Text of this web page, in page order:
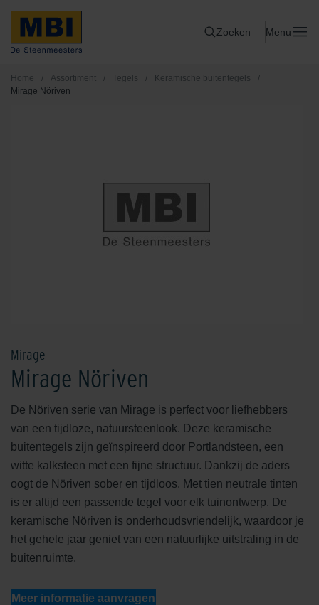
Zoeken Menu
Home / Assortiment / Tegels / Keramische buitentegels
/
Mirage Nöriven
Mirage
Mirage Nöriven
De Nöriven serie van Mirage is perfect voor liefhebbers
van een tijdloze, natuursteenlook. Deze keramische
buitentegels zijn geïnspireerd door Portlandsteen, een
witte kalksteen met een fijne structuur. Dankzij de aders
oogt de Nöriven sober en tijdloos. Met tien neutrale tinten
is er altijd een passende tegel voor elk tuinontwerp. De
keramische Nöriven is onderhoudsvriendelijk, waardoor je
het gehele jaar geniet van een natuurlijke uitstraling in de
buitenruimte.
Meer informatie aanvragen